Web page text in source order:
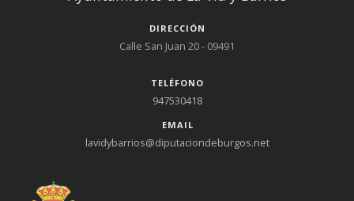
DIRECCIÓN
Calle San Juan 20 - 09491
TELÉFONO
947530418
EMAIL
lavidybarrios@diputaciondeburgos.net